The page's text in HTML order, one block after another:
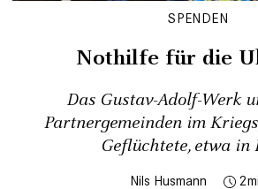
SPENDEN
Nothilfe für die
Das Gustav-Adolf-Werk
Partnergemeinden im
Geflüchtete, etwa in
Nils Husmann 2